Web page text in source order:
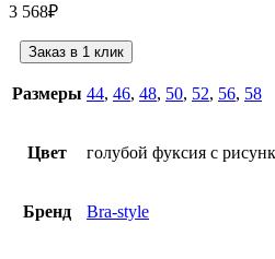
3 568₽
Заказ в 1 клик
Размеры 44, 46, 48, 50, 52, 56, 58
Цвет голубой фуксия с
Бренд Bra-style